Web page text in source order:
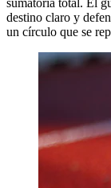
sumatoria total. El
destino claro y
un círculo que se